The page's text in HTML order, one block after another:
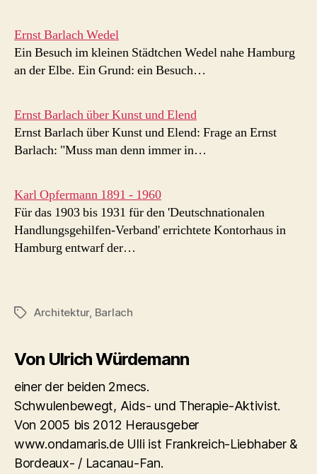
Ernst Barlach Wedel
Ein Besuch im kleinen Städtchen Wedel nahe Hamburg
an der Elbe. Ein Grund: ein Besuch…
Ernst Barlach über Kunst und Elend
Ernst Barlach über Kunst und Elend: Frage an Ernst
Barlach: "Muss man denn immer in…
Karl Opfermann 1891 - 1960
Für das 1903 bis 1931 für den 'Deutschnationalen
Handlungsgehilfen-Verband' errichtete Kontorhaus in
Hamburg entwarf der…
Schlagwörter
Architektur, Barlach
Von Ulrich Würdemann
einer der beiden 2mecs.
Schwulenbewegt, Aids- und Therapie-Aktivist.
Von 2005 bis 2012 Herausgeber
www.ondamaris.de Ulli ist Frankreich-Liebhaber &
Bordeaux- / Lacanau-Fan.